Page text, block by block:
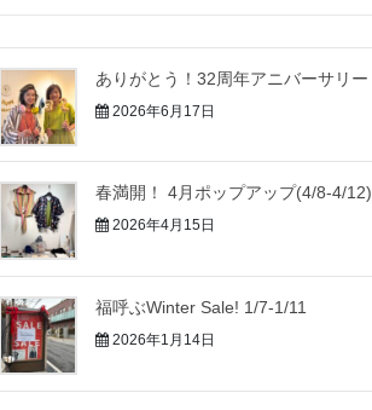
ありがとう！32周年アニバーサリー
2026年6月17日
春満開！ 4月ポップアップ(4/8-4/12)
2026年4月15日
福呼ぶWinter Sale! 1/7-1/11
2026年1月14日